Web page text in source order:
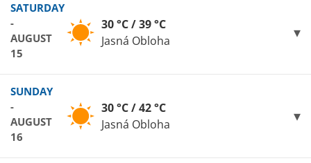
SATURDAY
-
AUGUST
15
30 °C / 39 °C
Jasná Obloha
SUNDAY
-
AUGUST
16
30 °C / 42 °C
Jasná Obloha